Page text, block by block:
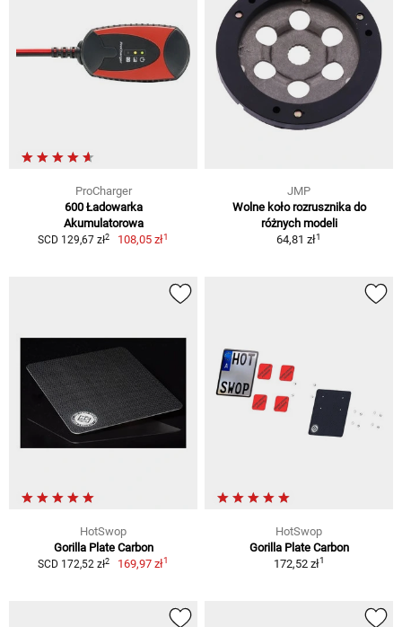
ProCharger
600 Ładowarka
Akumulatorowa
SCD 129,67 zł2 108,05 zł1
JMP
Wolne koło rozrusznika do
różnych modeli
64,81 zł1
HotSwop
Gorilla Plate Carbon
SCD 172,52 zł2 169,97 zł1
HotSwop
Gorilla Plate Carbon
172,52 zł1